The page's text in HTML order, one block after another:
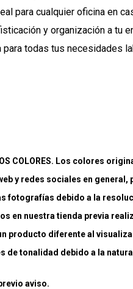
para cualquier oficina en
y organización a tu
todas tus necesidades
COLORES. Los colores
y redes sociales en general,
fotografías debido a la
en nuestra tienda previa
producto diferente al
de tonalidad debido a la
aviso.